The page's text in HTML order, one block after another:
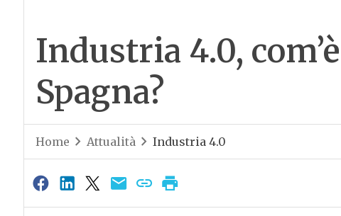
Industria 4.0,
Spagna?
Home Attualità Industria 4.0